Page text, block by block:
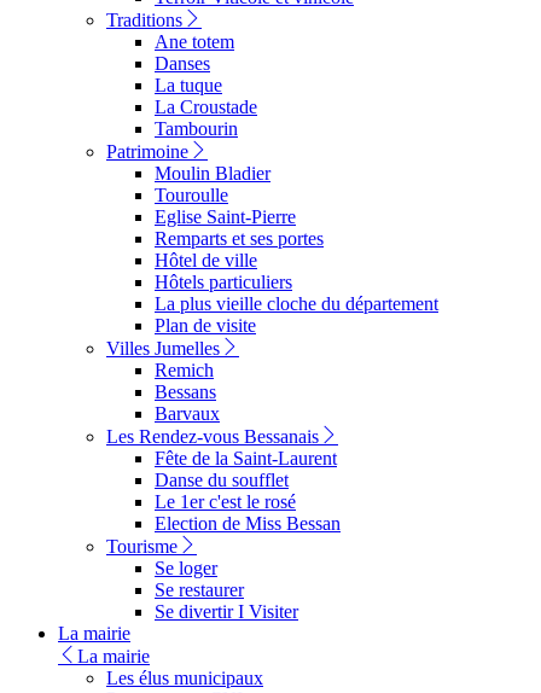
Traditions
Ane totem
Danses
La tuque
La Croustade
Tambourin
Patrimoine
Moulin Bladier
Touroulle
Eglise Saint-Pierre
Remparts et ses portes
Hôtel de ville
Hôtels particuliers
La plus vieille cloche du département
Plan de visite
Villes Jumelles
Remich
Bessans
Barvaux
Les Rendez-vous Bessanais
Fête de la Saint-Laurent
Danse du soufflet
Le 1er c'est le rosé
Election de Miss Bessan
Tourisme
Se loger
Se restaurer
Se divertir I Visiter
La mairie
La mairie
Les élus municipaux